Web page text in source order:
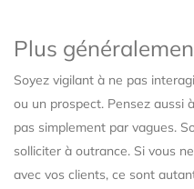
Plus
Soyez vigilant à ne pas
ou un prospect. Pensez aussi
pas simplement par vagues.
solliciter à outrance. Si vous
avec vos clients, ce sont